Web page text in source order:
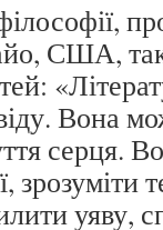
США,
Вона
серця.
уяву,